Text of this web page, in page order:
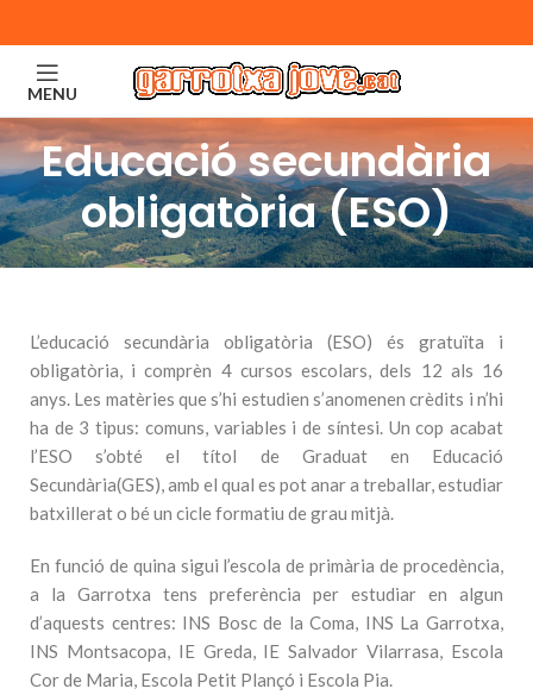
MENU
Educació secundària
obligatòria (ESO)
L’educació secundària obligatòria (ESO) és gratuïta i
obligatòria, i comprèn 4 cursos escolars, dels 12 als 16
anys. Les matèries que s’hi estudien s’anomenen crèdits i n’hi
ha de 3 tipus: comuns, variables i de síntesi. Un cop acabat
l’ESO s’obté el títol de Graduat en Educació
Secundària(GES), amb el qual es pot anar a treballar, estudiar
batxillerat o bé un cicle formatiu de grau mitjà.
En funció de quina sigui l’escola de primària de procedència,
a la Garrotxa tens preferència per estudiar en algun
d’aquests centres: INS Bosc de la Coma, INS La Garrotxa,
INS Montsacopa, IE Greda, IE Salvador Vilarrasa, Escola
Cor de Maria, Escola Petit Plançó i Escola Pia.